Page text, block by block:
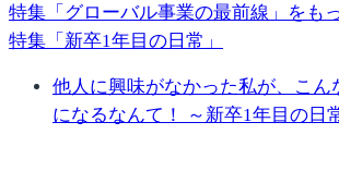
特集「グローバル事業の最前線」をも
特集「新卒1年目の日常」
他人に興味がなかった私が、こん
になるなんて！ ～新卒1年目の日